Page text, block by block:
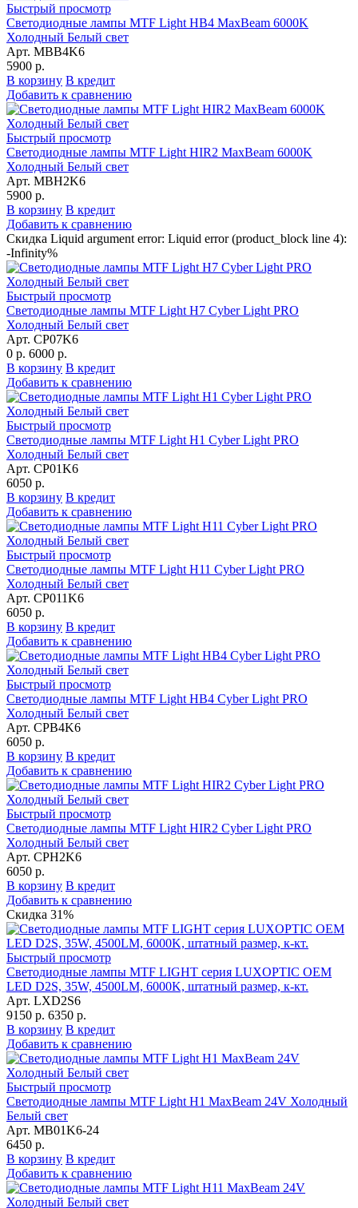
Быстрый просмотр
Светодиодные лампы MTF Light HB4 MaxBeam 6000K
Холодный Белый свет
Арт. MBB4K6
5900 р.
В корзину В кредит
Добавить к сравнению
Быстрый просмотр
Светодиодные лампы MTF Light HIR2 MaxBeam 6000K
Холодный Белый свет
Арт. MBH2K6
5900 р.
В корзину В кредит
Добавить к сравнению
Скидка Liquid argument error: Liquid error (product_block line 4):
-Infinity%
Быстрый просмотр
Светодиодные лампы MTF Light H7 Cyber Light PRO
Холодный Белый свет
Арт. CP07K6
0 р. 6000 р.
В корзину В кредит
Добавить к сравнению
Быстрый просмотр
Светодиодные лампы MTF Light H1 Cyber Light PRO
Холодный Белый свет
Арт. CP01K6
6050 р.
В корзину В кредит
Добавить к сравнению
Быстрый просмотр
Светодиодные лампы MTF Light H11 Cyber Light PRO
Холодный Белый свет
Арт. CP011K6
6050 р.
В корзину В кредит
Добавить к сравнению
Быстрый просмотр
Светодиодные лампы MTF Light HB4 Cyber Light PRO
Холодный Белый свет
Арт. CPB4K6
6050 р.
В корзину В кредит
Добавить к сравнению
Быстрый просмотр
Светодиодные лампы MTF Light HIR2 Cyber Light PRO
Холодный Белый свет
Арт. CPH2K6
6050 р.
В корзину В кредит
Добавить к сравнению
Скидка 31%
Быстрый просмотр
Светодиодные лампы MTF LIGHT серия LUXOPTIC OEM
LED D2S, 35W, 4500LM, 6000K, штатный размер, к-кт.
Арт. LXD2S6
9150 р. 6350 р.
В корзину В кредит
Добавить к сравнению
Быстрый просмотр
Светодиодные лампы MTF Light H1 MaxBeam 24V Холодный
Белый свет
Арт. MB01K6-24
6450 р.
В корзину В кредит
Добавить к сравнению